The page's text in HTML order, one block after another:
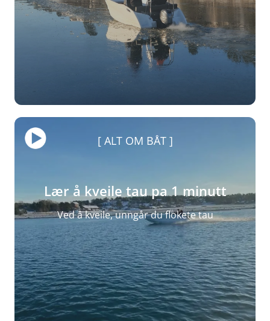
ALT OM BÅT
Lær å kveile tau pa 1 minutt
Ved å kveile, unngår du flokete tau